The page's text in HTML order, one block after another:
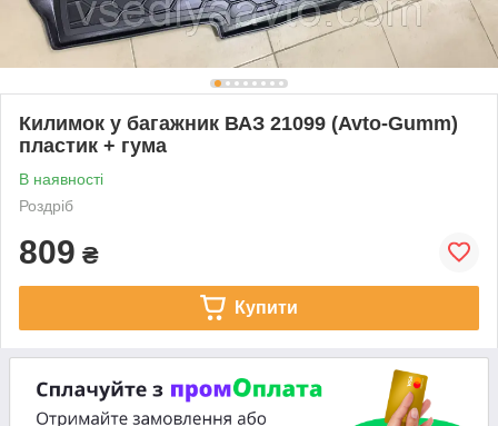
Килимок у багажник ВАЗ 21099 (Avto-Gumm)
пластик + гума
В наявності
Роздріб
809 ₴
Купити